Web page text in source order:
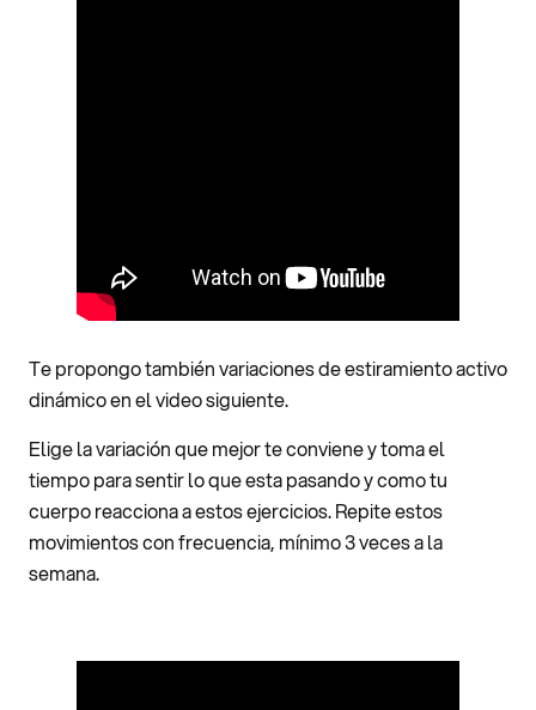
Te propongo también variaciones de estiramiento activo
dinámico en el video siguiente.
Elige la variación que mejor te conviene y toma el
tiempo para sentir lo que esta pasando y como tu
cuerpo reacciona a estos ejercicios. Repite estos
movimientos con frecuencia, mínimo 3 veces a la
semana.